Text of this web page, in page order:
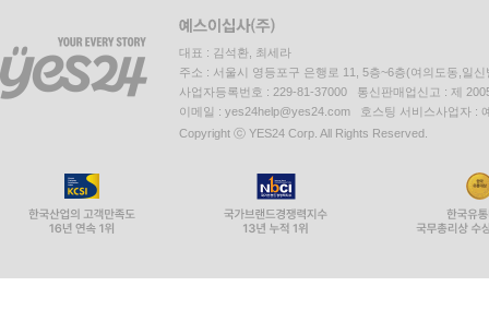
대표 : 김석환, 최세라
주소 : 서울시 영등포구 은행로 11, 5층~6층(여의도동,일신
사업자등록번호 : 229-81-37000 통신판매업신고 : 제
이메일 : yes24help@yes24.com 호스팅 서비스사업자 :
Copyright ⓒ YES24 Corp. All Rights Reserved.